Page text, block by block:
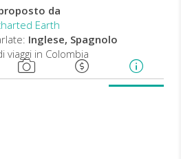
da
Earth
Inglese, Spagnolo
viaggi in Colombia